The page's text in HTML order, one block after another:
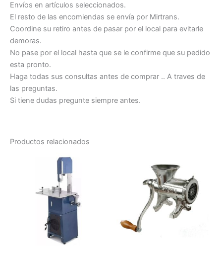
Envíos en artículos seleccionados.
El resto de las encomiendas se envía por Mirtrans.
Coordine su retiro antes de pasar por el local para evitarle
demoras.
No pase por el local hasta que se le confirme que su pedido
esta pronto.
Haga todas sus consultas antes de comprar .. A traves de
las preguntas.
Si tiene dudas pregunte siempre antes.
Productos relacionados